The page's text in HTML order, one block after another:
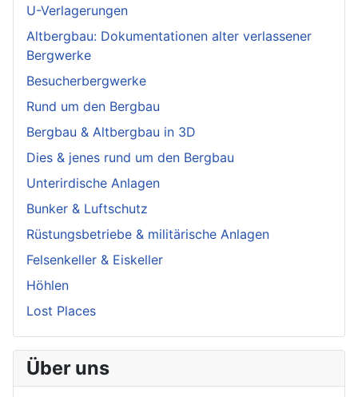
U-Verlagerungen
Altbergbau: Dokumentationen alter verlassener
Bergwerke
Besucherbergwerke
Rund um den Bergbau
Bergbau & Altbergbau in 3D
Dies & jenes rund um den Bergbau
Unterirdische Anlagen
Bunker & Luftschutz
Rüstungsbetriebe & militärische Anlagen
Felsenkeller & Eiskeller
Höhlen
Lost Places
Über uns